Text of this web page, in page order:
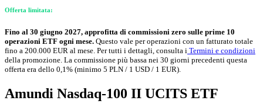
Offerta limitata:
Fino al 30 giugno 2027, approfitta di commissioni zero sulle prime 10
operazioni ETF ogni mese. Questo vale per operazioni con un fatturato totale
fino a 200.000 EUR al mese. Per tutti i dettagli, consulta i Termini e condizioni
della promozione. La commissione più bassa nei 30 giorni precedenti questa
offerta era dello 0,1% (minimo 5 PLN / 1 USD / 1 EUR).
Amundi Nasdaq-100 II UCITS ETF